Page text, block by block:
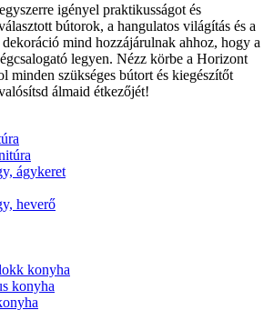
igényel praktikusságot és
bútorok, a hangulatos világítás és a
mind hozzájárulnak ahhoz, hogy a
legyen. Nézz körbe a Horizont
minden szükséges bútort és kiegészítőt
álmaid étkezőjét!
ágykeret
heverő
konyha
konyha